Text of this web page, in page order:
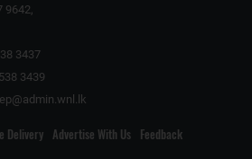
9642,
3437
3439
Delivery Advertise With Us Feedback